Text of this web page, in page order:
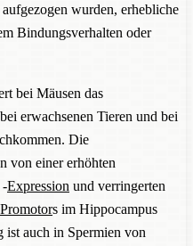
wurden, erhebliche
Bindungsverhalten oder
bei Mäusen das
erwachsenen Tieren und bei
Die
von einer erhöhten
-Expression und verringerten
Promotors im Hippocampus
auch in Spermien von